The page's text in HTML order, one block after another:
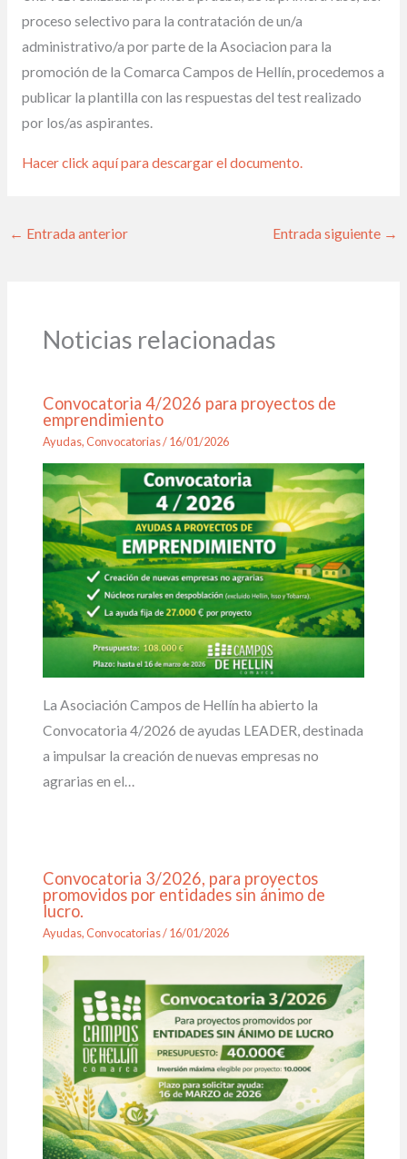
proceso selectivo para la contratación de un/a
administrativo/a por parte de la Asociacion para la
promoción de la Comarca Campos de Hellín, procedemos a
publicar la plantilla con las respuestas del test realizado
por los/as aspirantes.
Hacer click aquí para descargar el documento.
← Entrada anterior Entrada siguiente →
Noticias relacionadas
Convocatoria 4/2026 para proyectos de
emprendimiento
Ayudas,Convocatorias/16/01/2026
La Asociación Campos de Hellín ha abierto la
Convocatoria 4/2026 de ayudas LEADER, destinada
a impulsar la creación de nuevas empresas no
agrarias en el…
Convocatoria 3/2026, para proyectos
promovidos por entidades sin ánimo de
lucro.
Ayudas,Convocatorias/16/01/2026